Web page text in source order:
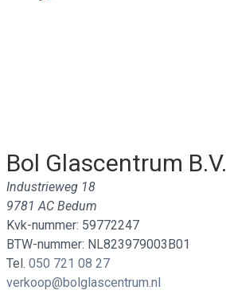
Bol Glascentrum B.V.
Industrieweg 18
9781 AC Bedum
Kvk-nummer: 59772247
BTW-nummer: NL823979003B01
Tel. 050 721 08 27
verkoop@bolglascentrum.nl